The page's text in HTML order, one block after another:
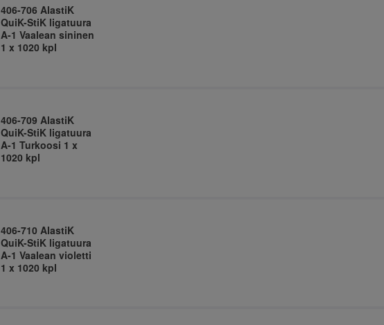
406-706 AlastiK
QuiK-StiK ligatuura
A-1 Vaalean sininen
1 x 1020 kpl
406-709 AlastiK
QuiK-StiK ligatuura
A-1 Turkoosi 1 x
1020 kpl
406-710 AlastiK
QuiK-StiK ligatuura
A-1 Vaalean violetti
1 x 1020 kpl